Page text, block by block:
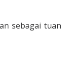
sebagai tuan